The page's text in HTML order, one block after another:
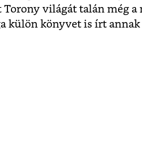
Torony világát talán még a
külön könyvet is írt annak